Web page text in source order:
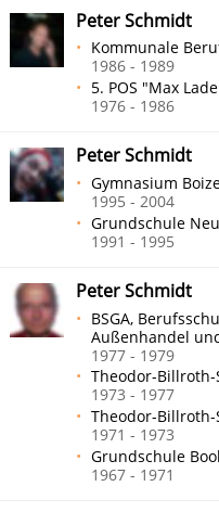
Peter Schmidt
Kommunale
1986 - 1989
5. POS "Max
1976 - 1986
Peter Schmidt
Gymnasium
1995 - 2004
Grundschule
1991 - 1995
Peter Schmidt
BSGA,
Außenhandel
1977 - 1979
Theodor-Billroth-
1973 - 1977
Theodor-Billroth-
1971 - 1973
Grundschule
1967 - 1971